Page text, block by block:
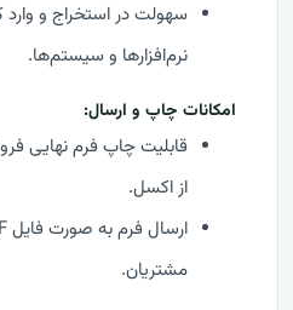
سهولت در استخراج و وارد
نرم‌افزارها و سیستم‌ها.
امکانات چاپ و ارسال:
قابلیت چاپ فرم نهایی
از اکسل.
مشتریان.